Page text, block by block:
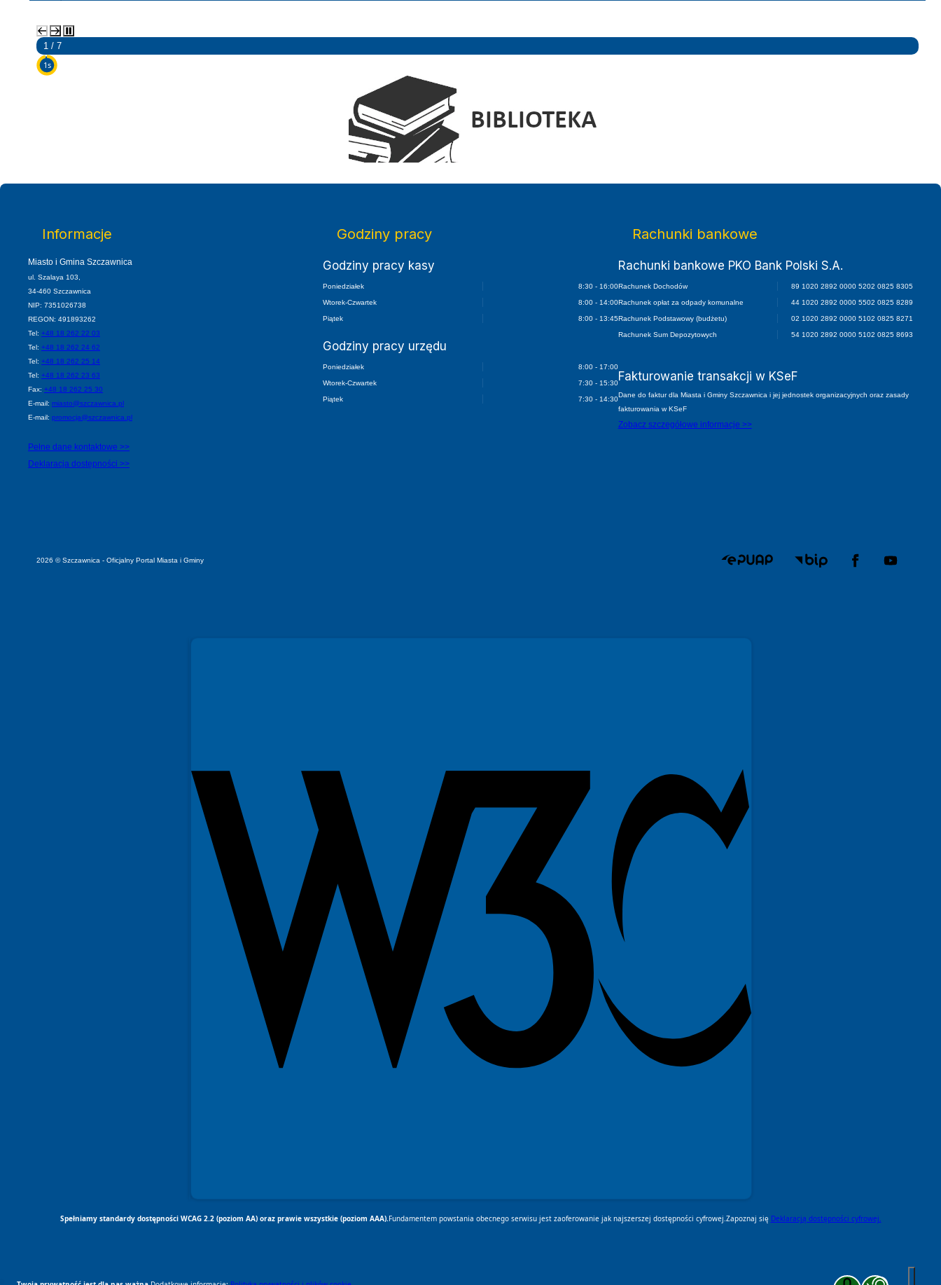
Zakończ komunikację głosową
Zakończ czytanie pod
2 / 7
5s
Elektroniczny Dziennik Urzędowy Województwa Małopolskiego
Informacje
Miasto i Gmina Szczawnica
ul. Szalaya 103,
34-460 Szczawnica
NIP: 7351026738
REGON: 491893262
Tel: +48 18 262 22 03
Tel: +48 18 262 24 62
Tel: +48 18 262 25 14
Tel: +48 18 262 23 63
Fax: +48 18 262 25 30
E-mail: miasto@szczawnica.pl
E-mail: promocja@szczawnica.pl
Pełne dane kontaktowe >>
Deklaracja dostępności >>
Godziny pracy
Godziny pracy kasy
Poniedziałek 8:30 - 16:00
Wtorek-Czwartek 8:00 - 14:00
Piątek 8:00 - 13:45
Godziny pracy urzędu
Poniedziałek 8:00 - 17:00
Wtorek-Czwartek 7:30 - 15:30
Piątek 7:30 - 14:30
Rachunki bankowe
Rachunki bankowe PKO Bank Polski S.A.
Rachunek Dochodów 89 1020 2892 0000 5202 0825 8305
Rachunek opłat za odpady komunalne 44 1020 2892 0000 5502 0825 8289
Rachunek Podstawowy (budżetu) 02 1020 2892 0000 5102 0825 8271
Rachunek Sum Depozytowych 54 1020 2892 0000 5102 0825 8693
Fakturowanie transakcji w KSeF
Dane do faktur dla Miasta i Gminy Szczawnica i jej jednostek organizacyjnych oraz zasady
fakturowania w KSeF
Zobacz szczegółowe informacje >>
2026 © Szczawnica - Oficjalny Portal Miasta i Gminy
Spełniamy standardy dostępności WCAG 2.2 (poziom AA) oraz prawie wszystkie (poziom AAA).Fundamentem powstania obecnego serwisu jest zaoferowanie jak najszerszej dostępności cyfrowej. Zapoznaj się Deklaracją dostępności cyfrowej.